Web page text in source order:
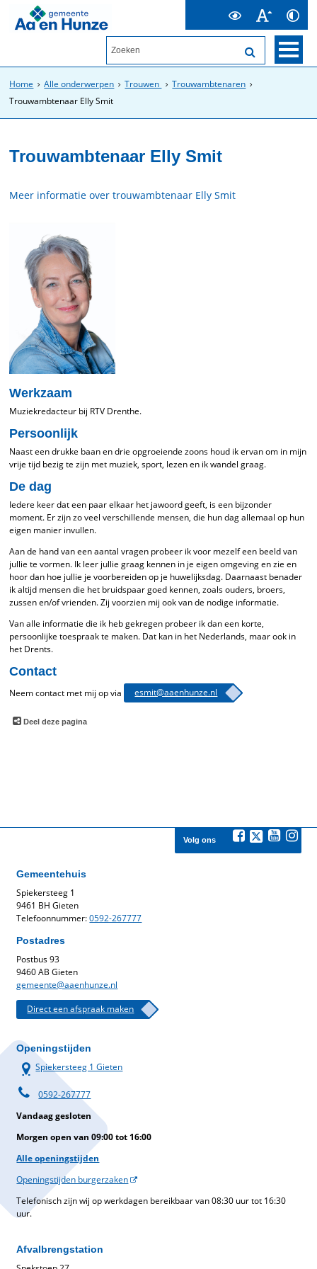
Home Alle onderwerpen Trouwen
Trouwambtenaren
Trouwambtenaar Elly Smit
Trouwambtenaar Elly Smit
Meer informatie over trouwambtenaar Elly Smit
Werkzaam
Muziekredacteur bij RTV Drenthe.
Persoonlijk
Naast een drukke baan en drie opgroeiende zoons houd ik ervan om in mijn
vrije tijd bezig te zijn met muziek, sport, lezen en ik wandel graag.
De dag
Iedere keer dat een paar elkaar het jawoord geeft, is een bijzonder
moment. Er zijn zo veel verschillende mensen, die hun dag allemaal op hun
eigen manier invullen.
Aan de hand van een aantal vragen probeer ik voor mezelf een beeld van
jullie te vormen. Ik leer jullie graag kennen in je eigen omgeving en zie en
hoor dan hoe jullie je voorbereiden op je huwelijksdag. Daarnaast benader
ik altijd mensen die het bruidspaar goed kennen, zoals ouders, broers,
zussen en/of vrienden. Zij voorzien mij ook van de nodige informatie.
Van alle informatie die ik heb gekregen probeer ik dan een korte,
persoonlijke toespraak te maken. Dat kan in het Nederlands, maar ook in
het Drents.
Contact
Neem contact met mij op via esmit@aaenhunze.nl
Deel deze pagina
Volg ons
Gemeentehuis
Spiekersteeg 1
9461 BH Gieten
Telefoonnummer:0592-267777
Postadres
Postbus 93
9460 AB Gieten
gemeente@aaenhunze.nl
Direct een afspraak maken
Openingstijden
Spiekersteeg 1 Gieten
0592-267777
Vandaag gesloten
Morgen open van 09:00 tot 16:00
Alle openingstijden
Openingstijden burgerzaken
Telefonisch zijn wij op werkdagen bereikbaar van 08:30 uur tot 16:30
uur.
Afvalbrengstation